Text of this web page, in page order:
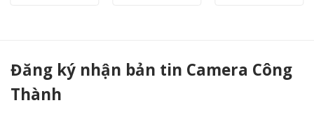
Đăng ký nhận bản tin Camera Công
Thành